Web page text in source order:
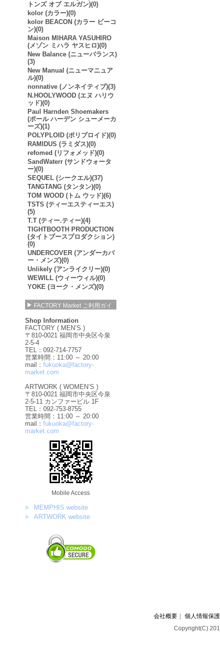
トンズ オブ エルガン)(0)
kolor (カラー)(0)
kolor BEACON (カラー ビーコ
ン)(0)
Maison MIHARA YASUHIRO
(メゾン ミハラ ヤスヒロ)(0)
New Balance (ニューバランス)
(3)
New Manual (ニューマニュア
ル)(0)
nonnative (ノンネイティブ)(3)
N.HOOLYWOOD (エヌ ハリウ
ッド)(0)
Paul Harnden Shoemakers
(ポール ハーデン シューメーカ
ーズ)(1)
POLYPLOID (ポリプロイド)(0)
RAMIDUS (ラミダス)(0)
refomed (リフォメッド)(0)
SandWaterr (サンドウォータ
ー)(0)
SEQUEL (シークエル)(37)
TANGTANG (タンタン)(0)
TOM WOOD (トム ウッド)(6)
TSTS (ティーエスティーエス)
(5)
T.T (ティー.ティー)(4)
TIGHTBOOTH PRODUCTION
(タイトブースプロダクション)
(0)
UNDERCOVER (アンダーカバ
ー・メンズ)(0)
Unlikely (アンライクリー)(0)
WEWILL (ウィーウィル)(0)
YOKE (ヨーク・メンズ)(0)
FACTORY Market ご利用ガイ
Shop Information
FACTORY ( MEN’S )
〒810-0021 福岡市中央区今泉
2-5-4
TEL：092-714-7757
営業時間：11:00 ～ 20:00
mail： fukuoka@factory-
market.com
ARTWORK ( WOMEN’S )
〒810-0021 福岡市中央区今泉
2-5-11 カンファービル 1F
TEL：092-753-8755
営業時間：11:00 ～ 20:00
mail： fukuoka@factory-
market.com
Mobile Access
MEMPHIS website
ARTWORK website
会社概要 ｜
個人情報保
Copyright(C)